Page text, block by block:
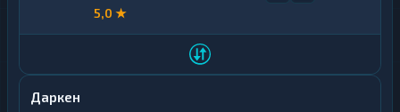
5,0 ★
Даркен